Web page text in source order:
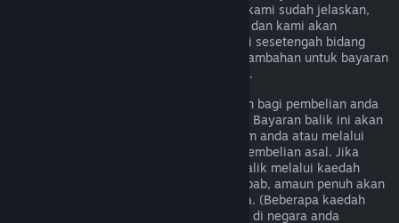
memenuhi peraturan bayaran balik yang kami sudah jelaskan,
anda masih boleh meminta bayaran balik dan kami akan
menyemak permintaan anda. Pengguna di sesetengah bidang
kuasa mungkin boleh mendapatkan hak tambahan untuk bayaran
balik sekiranya permainan tersebut rosak.
Anda akan menerima bayaran balik penuh bagi pembelian anda
dalam masa seminggu selepas kelulusan. Bayaran balik ini akan
dimasukkan ke dalam dana Dompet Steam anda atau melalui
kaedah pembayaran yang sama seperti pembelian asal. Jika
Steam tidak dapat memproses bayaran balik melalui kaedah
pembayaran awal anda atas sebarang sebab, amaun penuh akan
dikreditkan ke dalam Dompet Steam anda. (Beberapa kaedah
pembayaran yang tersedia melalui Steam di negara anda